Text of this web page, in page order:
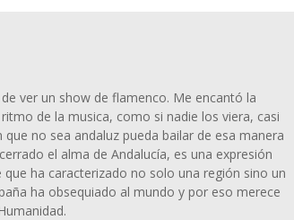
ver un show de flamenco. Me encantó la
de la musica, como si nadie los viera, casi
no sea andaluz pueda bailar de esa manera
el alma de Andalucía, es una expresión
ha caracterizado no solo una región sino un
ha obsequiado al mundo y por eso merece